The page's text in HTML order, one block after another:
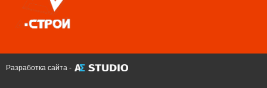
Разработка сайта -